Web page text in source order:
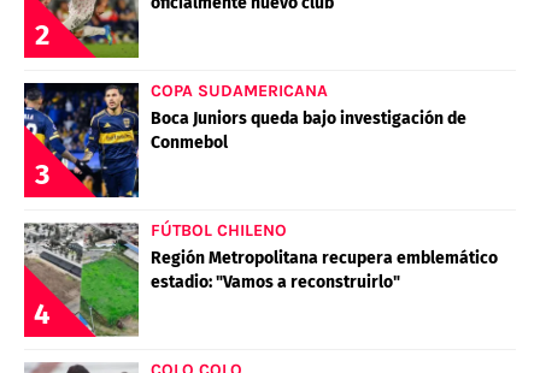
2
3
COPA SUDAMERICANA
Boca Juniors queda bajo investigación de
Conmebol
4
FÚTBOL CHILENO
Región Metropolitana recupera emblemático
estadio: "Vamos a reconstruirlo"